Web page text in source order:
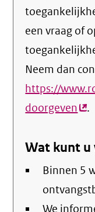
een vraag of
Neem dan
https://
doorgeven
.
Wat kunt u
Binnen 5
We